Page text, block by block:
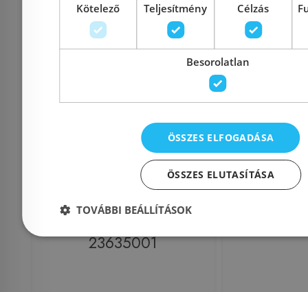
-15%
Raktáron
Grohe BauEdge
zuhanycsaptelep
23635001
Raktáron
Még 3 db
Kötelező Teljesítmény Célzás
Besorolatlan
ÖSSZES ELFOGADÁSA
ÖSSZES ELUTASÍTÁSA
TOVÁBBI BEÁLLÍTÁSOK